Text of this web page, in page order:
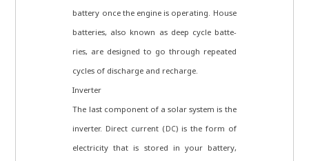
bat­tery once the engi­ne is ope­ra­ting. Hou­se
bat­te­ries, also known as deep cycle bat­te­
ries, are desi­gned to go through repea­ted
cycles of dischar­ge and recharge.
Inverter
The last com­po­nent of a solar system is the
inver­ter. Direct cur­rent (DC) is the form of
elec­tri­ci­ty that is stored in your bat­tery,